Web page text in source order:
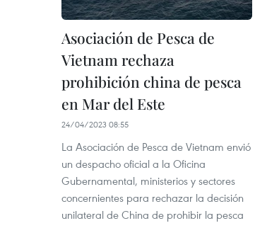
Asociación de Pesca de
Vietnam rechaza
prohibición china de pesca
en Mar del Este
24/04/2023 08:55
La Asociación de Pesca de Vietnam envió
un despacho oficial a la Oficina
Gubernamental, ministerios y sectores
concernientes para rechazar la decisión
unilateral de China de prohibir la pesca